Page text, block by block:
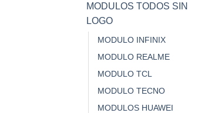
MODULOS TODOS SIN
LOGO
MODULO INFINIX
MODULO REALME
MODULO TCL
MODULO TECNO
MODULOS HUAWEI